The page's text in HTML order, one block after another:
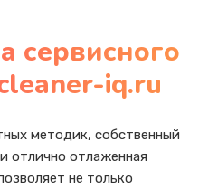
руб.
сервисного
iq.ru
методик, собственный
отлично отлаженная
не только